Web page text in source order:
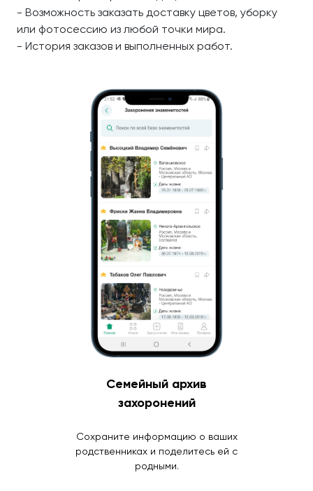
- Возможность заказать доставку цветов, уборку
или фотосессию из любой точки мира.
- История заказов и выполненных работ.
Семейный архив
захоронений
Сохраните информацию о ваших
родственниках и поделитесь ей с
родными.